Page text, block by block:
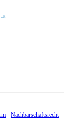
Nachbarschaftsrecht